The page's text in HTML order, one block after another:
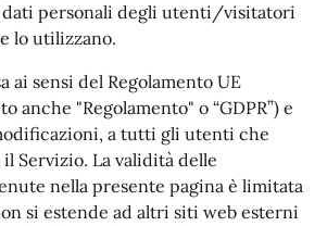
personali degli utenti/visitatori
lo utilizzano.
ai sensi del Regolamento UE
anche "Regolamento" o “GDPR”) e
a tutti gli utenti che
Servizio. La validità delle
nella presente pagina è limitata
si estende ad altri siti web esterni